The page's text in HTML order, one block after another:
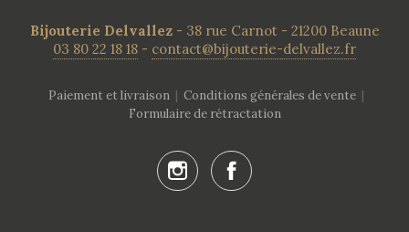
Bijouterie Delvallez- 38 rue Carnot - 21200 Beaune
03 80 22 18 18 - contact@bijouterie-delvallez.fr
Paiement et livraison | Conditions générales de vente |
Formulaire de rétractation